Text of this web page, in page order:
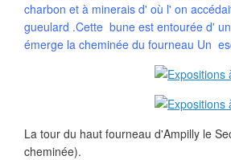
charbon et à minerais d' où l' on
gueulard .Cette bune est entourée d'
émerge la cheminée du fourneau Un
La tour du haut fourneau d'Ampilly le
cheminée).